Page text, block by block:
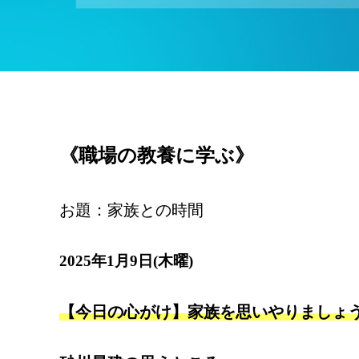
《職場の教養に学ぶ》
お題：家族との時間
2025年1月9日(木曜)
【今日の心がけ】家族を思いやりましょ